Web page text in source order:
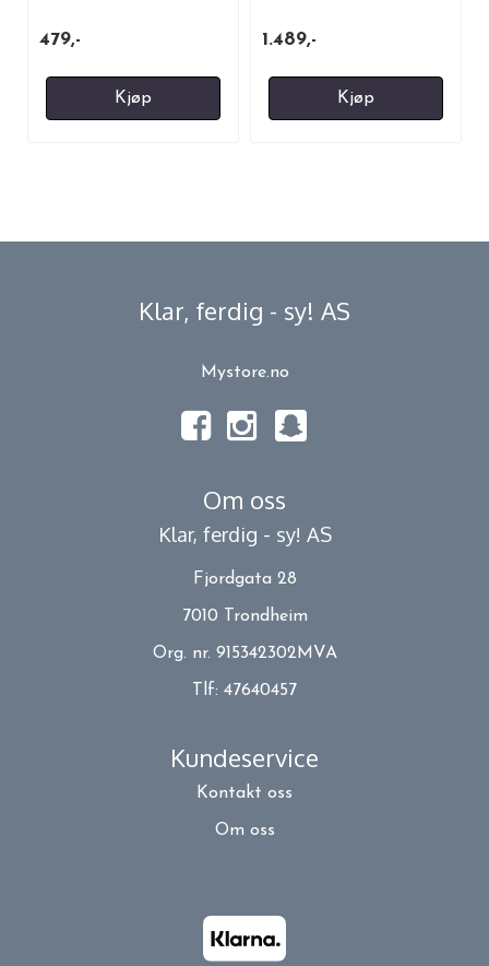
479,-
Kjøp
1.489,-
Kjøp
Klar, ferdig - sy! AS
Mystore.no
Om oss
Klar, ferdig - sy! AS
Fjordgata 28
7010 Trondheim
Org. nr. 915342302MVA
Tlf: 47640457
Kundeservice
Kontakt oss
Om oss